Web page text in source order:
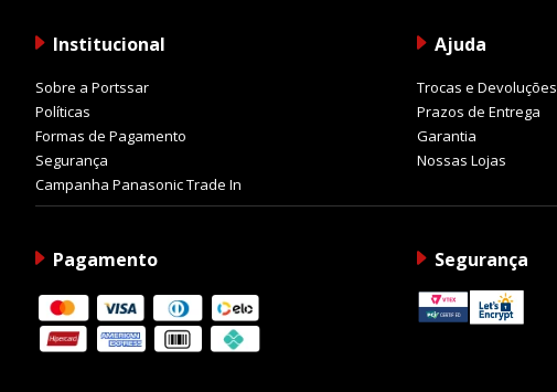
Institucional
Sobre a Portssar
Políticas
Formas de Pagamento
Segurança
Campanha Panasonic Trade In
Ajuda
Trocas e Devoluções
Prazos de Entrega
Garantia
Nossas Lojas
Pagamento Segurança